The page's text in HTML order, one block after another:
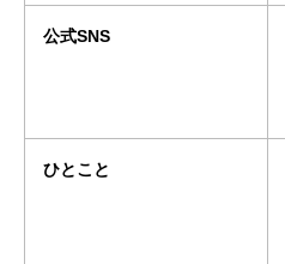
公式SNS
ひとこと